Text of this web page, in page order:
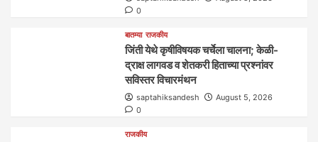
0
बातम्या राजकीय
जिंती येथे कृषीविषयक चर्चेला चालना; केळी-
द्राक्ष लागवड व शेतकरी हिताच्या प्रश्नांवर
सविस्तर विचारमंथन
saptahiksandesh
August 5, 2026
0
राजकीय